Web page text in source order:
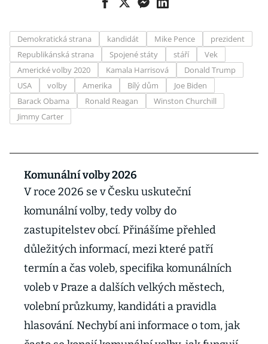
Demokratická strana kandidát Mike Pence
prezident
Republikánská strana
Spojené státy stáří
Vek
Americké volby 2020
Kamala Harrisová
Donald Trump
USA
volby Amerika Bílý dům
Joe Biden
Barack Obama
Ronald Reagan
Winston Churchill
Jimmy Carter
Komunální volby 2026
V roce 2026 se v Česku uskuteční
komunální volby, tedy volby do
zastupitelstev obcí. Přinášíme přehled
důležitých informací, mezi které patří
termín a čas voleb, specifika komunálních
voleb v Praze a dalších velkých městech,
volební průzkumy, kandidáti a pravidla
hlasování. Nechybí ani informace o tom, jak